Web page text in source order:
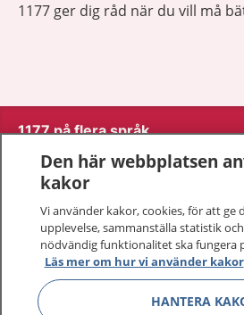
1177 ger dig råd när du vill må
1177 på flera språk
Om 1177
Kontakt
Behandling av personuppgifter
Den här webbplatsen
kakor
Vi använder kakor, cookies, för att ge
upplevelse, sammanställa statistik
nödvändig funktionalitet ska fungera
Läs mer om hur vi använder kakor
HANTERA